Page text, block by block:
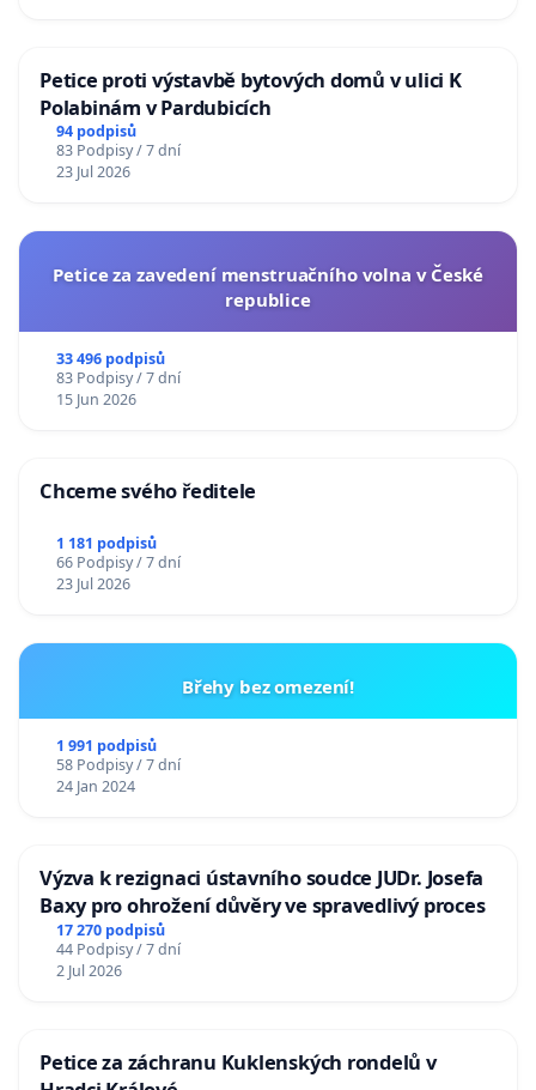
Petice proti výstavbě bytových domů v ulici K
Polabinám v Pardubicích
94 podpisů
83 Podpisy / 7 dní
23 Jul 2026
Petice za zavedení menstruačního volna v České
republice
33 496 podpisů
83 Podpisy / 7 dní
15 Jun 2026
Chceme svého ředitele
1 181 podpisů
66 Podpisy / 7 dní
23 Jul 2026
Břehy bez omezení!
1 991 podpisů
58 Podpisy / 7 dní
24 Jan 2024
Výzva k rezignaci ústavního soudce JUDr. Josefa
Baxy pro ohrožení důvěry ve spravedlivý proces
17 270 podpisů
44 Podpisy / 7 dní
2 Jul 2026
Petice za záchranu Kuklenských rondelů v